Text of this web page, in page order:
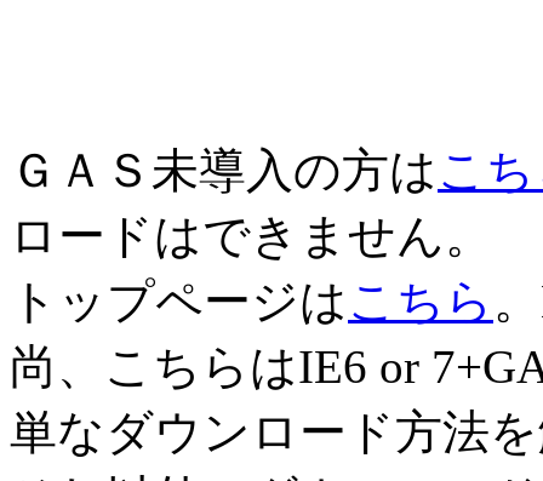
ＧＡＳ未導入の方はこ
ロードはできません。
トップページはこちら
尚、こちらはIE6 or
単なダウンロード方法